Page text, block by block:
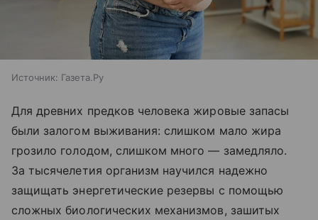
Источник: Газета.Ру
Для древних предков человека жировые запасы
были залогом выживания: слишком мало жира
грозило голодом, слишком много — замедляло.
За тысячелетия организм научился надежно
защищать энергетические резервы с помощью
сложных биологических механизмов, зашитых